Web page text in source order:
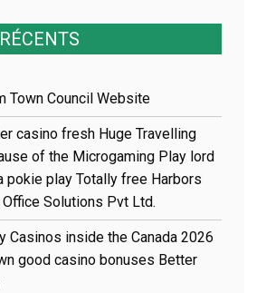
RÉCENTS
Town Council Website
casino fresh Huge Travelling
of the Microgaming Play lord
pokie play Totally free Harbors
Solutions Pvt Ltd.
Casinos inside the Canada 2026
good casino bonuses Better